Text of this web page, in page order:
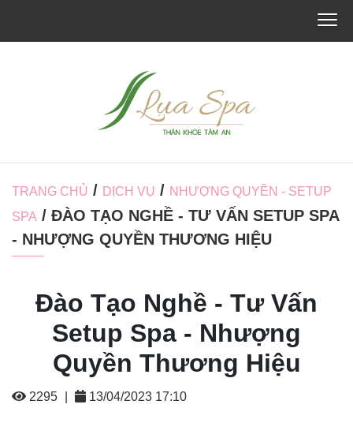
TRANG CHỦ / DỊCH VỤ / NHƯỢNG QUYỀN - SETUP
SPA / ĐÀO TẠO NGHỀ - TƯ VẤN SETUP SPA
- NHƯỢNG QUYỀN THƯƠNG HIỆU
Đào Tạo Nghề - Tư Vấn
Setup Spa - Nhượng
Quyền Thương Hiệu
2295 13/04/2023 17:10